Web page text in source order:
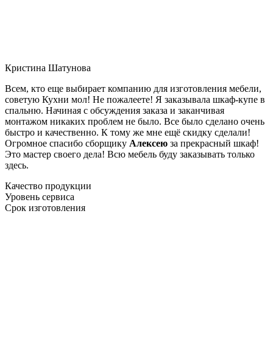
Кристина Шатунова
Всем, кто еще выбирает компанию для изготовления мебели,
советую Кухни мол! Не пожалеете! Я заказывала шкаф-купе в
спальню. Начиная с обсуждения заказа и заканчивая
монтажом никаких проблем не было. Все было сделано очень
быстро и качественно. К тому же мне ещё скидку сделали!
Огромное спасибо сборщику Алексею за прекрасный шкаф!
Это мастер своего дела! Всю мебель буду заказывать только
здесь.
Качество продукции
Уровень сервиса
Срок изготовления